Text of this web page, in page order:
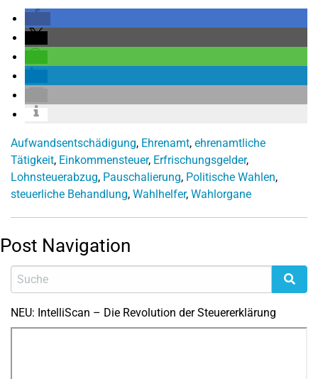
Aufwandsentschädigung, Ehrenamt, ehrenamtliche
Tätigkeit, Einkommensteuer, Erfrischungsgelder,
Lohnsteuerabzug, Pauschalierung, Politische Wahlen,
steuerliche Behandlung, Wahlhelfer, Wahlorgane
Post Navigation
NEU: IntelliScan – Die Revolution der Steuererklärung